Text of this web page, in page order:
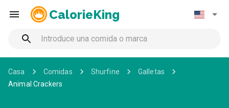
CalorieKing
Casa Comidas Shurfine
Galletas
Animal Crackers